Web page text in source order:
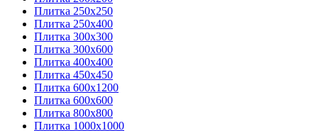
Плитка 250х250
Плитка 250х400
Плитка 300х300
Плитка 300х600
Плитка 400х400
Плитка 450х450
Плитка 600х1200
Плитка 600х600
Плитка 800х800
Плитка 1000х1000